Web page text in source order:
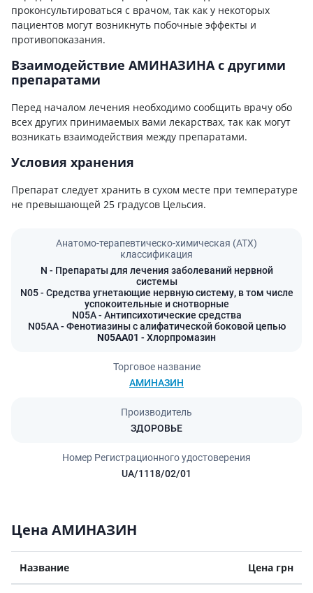
проконсультироваться с врачом, так как у некоторых
пациентов могут возникнуть побочные эффекты и
противопоказания.
Взаимодействие АМИНАЗИНА с другими
препаратами
Перед началом лечения необходимо сообщить врачу обо
всех других принимаемых вами лекарствах, так как могут
возникать взаимодействия между препаратами.
Условия хранения
Препарат следует хранить в сухом месте при температуре
не превышающей 25 градусов Цельсия.
Анатомо-терапевтическо-химическая (АТХ)
классификация
N - Препараты для лечения заболеваний нервной
системы
N05- Средства угнетающие нервную систему, в том числе
успокоительные и снотворные
N05A- Антипсихотические средства
N05AA- Фенотиазины с алифатической боковой цепью
N05AA01 - Хлорпромазин
Торговое название
АМИНАЗИН
Производитель
ЗДОРОВЬЕ
Номер Регистрационного удостоверения
UA/1118/02/01
Цена АМИНАЗИН
Название Цена грн